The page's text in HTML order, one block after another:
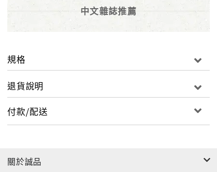
中文雜誌推薦
規格
退貨說明
付款/配送
關於誠品